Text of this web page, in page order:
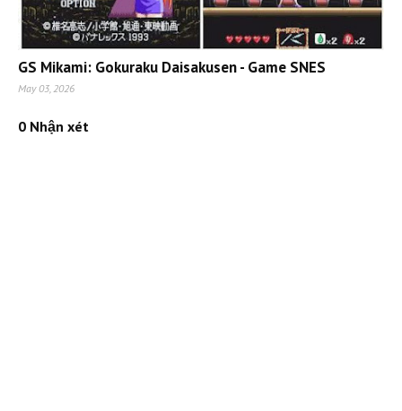
GS Mikami: Gokuraku Daisakusen - Game SNES
May 03, 2026
0 Nhận xét